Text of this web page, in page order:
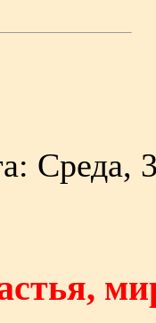
Среда,